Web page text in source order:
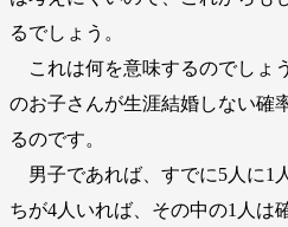
るでしょう。
これは何を意味するのでしょ
のお子さんが生涯結婚しない確
るのです。
男子であれば、すでに5人に1
ちが4人いれば、その中の1人は